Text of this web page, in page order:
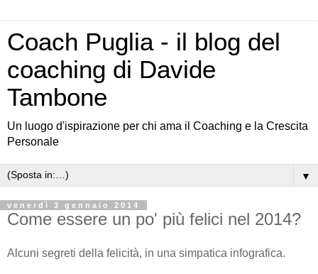
Coach Puglia - il blog del
coaching di Davide
Tambone
Un luogo d'ispirazione per chi ama il Coaching e la Crescita
Personale
▼
venerdì 3 gennaio 2014
Come essere un po' più felici nel 2014?
Alcuni segreti della felicità, in una simpatica infografica.